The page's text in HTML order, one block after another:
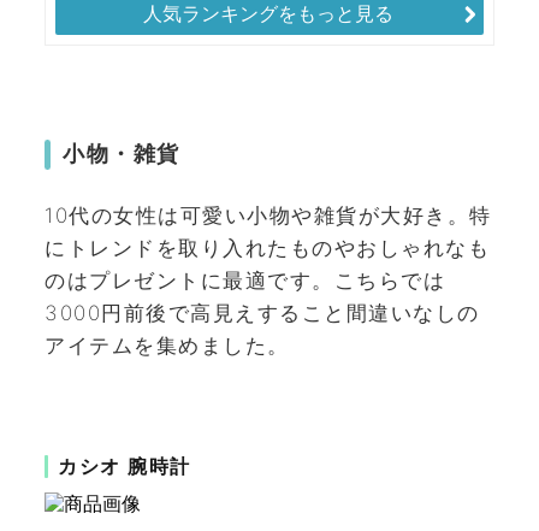
人気ランキングをもっと見る
小物・雑貨
10代の女性は可愛い小物や雑貨が大好き。特
にトレンドを取り入れたものやおしゃれなも
のはプレゼントに最適です。こちらでは
3000円前後で高見えすること間違いなしの
アイテムを集めました。
カシオ 腕時計